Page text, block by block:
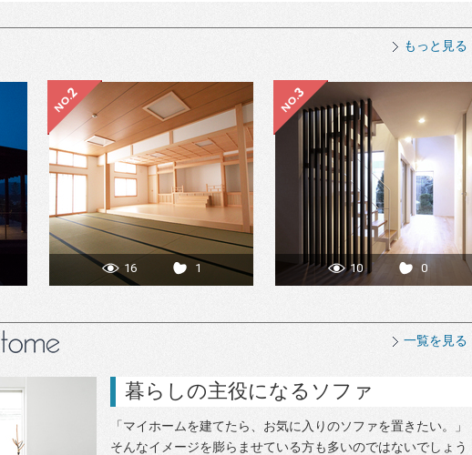
もっと見る
16 1 10 0
一覧を見る
暮らしの主役になるソファ
「マイホームを建てたら、お気に入りのソファを置きたい。」
そんなイメージを膨らませている方も多いのではないでしょう